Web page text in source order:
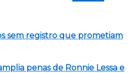
sem registro que prometiam
penas de Ronnie Lessa e